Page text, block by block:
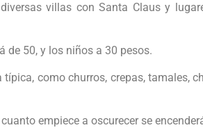
villas con Santa Claus y
de 50, y los niños a 30 pesos.
como churros, crepas, tamales,
empiece a oscurecer se